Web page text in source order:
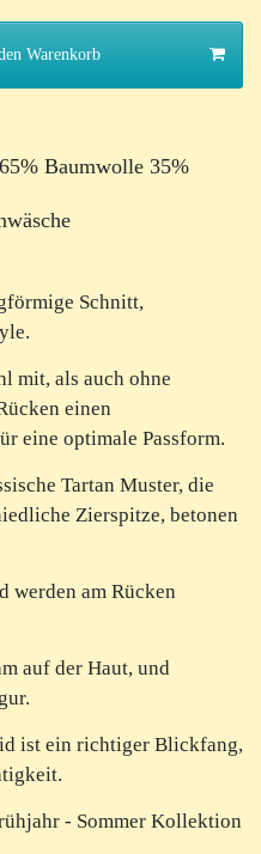
Warenkorb
65% Baumwolle 35%
Schnitt,
mit, als auch ohne
einen
eine optimale Passform.
Tartan Muster, die
Zierspitze, betonen
werden am Rücken
auf der Haut, und
ist ein richtiger Blickfang,
- Sommer Kollektion